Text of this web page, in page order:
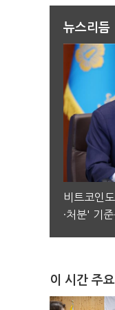
뉴스리듬
비트코인
·처분' 기준
이 시간 주